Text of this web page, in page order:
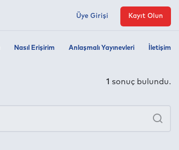
Nasıl Erişirim Anlaşmalı Yayınevleri İletişim
Üye Girişi Kayıt Olun
1 sonuç bulundu.
Ara